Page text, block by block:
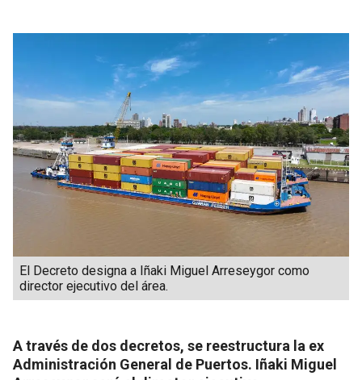
El Decreto designa a Iñaki Miguel Arreseygor como
director ejecutivo del área.
A través de dos decretos, se reestructura la ex
Administración General de Puertos. Iñaki Miguel